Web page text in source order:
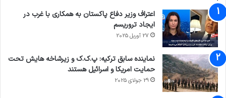
اعتراف وزیر دفاع پاکستان به همکاری با غرب در
ایجاد تروریسم
27 آوریل 2025
نماینده سابق ترکیه: پ.ک.ک و زیرشاخه هایش تحت
حمایت امریکا و اسرائیل هستند
29 جولای 2025